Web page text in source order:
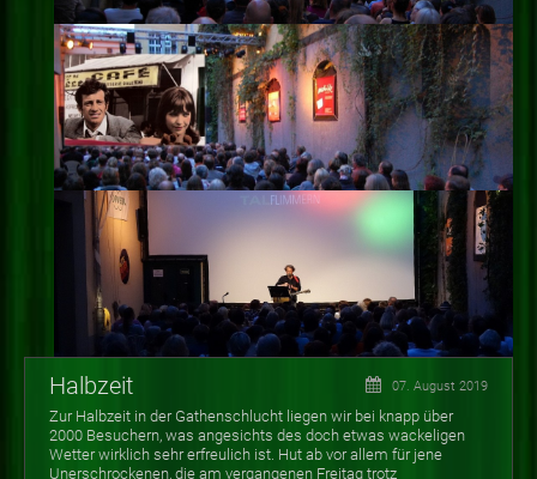
Halbzeit 07. August 2019
Zur Halbzeit in der Gathenschlucht liegen wir bei knapp über
2000 Besuchern, was angesichts des doch etwas wackeligen
Wetter wirklich sehr erfreulich ist. Hut ab vor allem für jene
Unerschrockenen, die am vergangenen Freitag trotz